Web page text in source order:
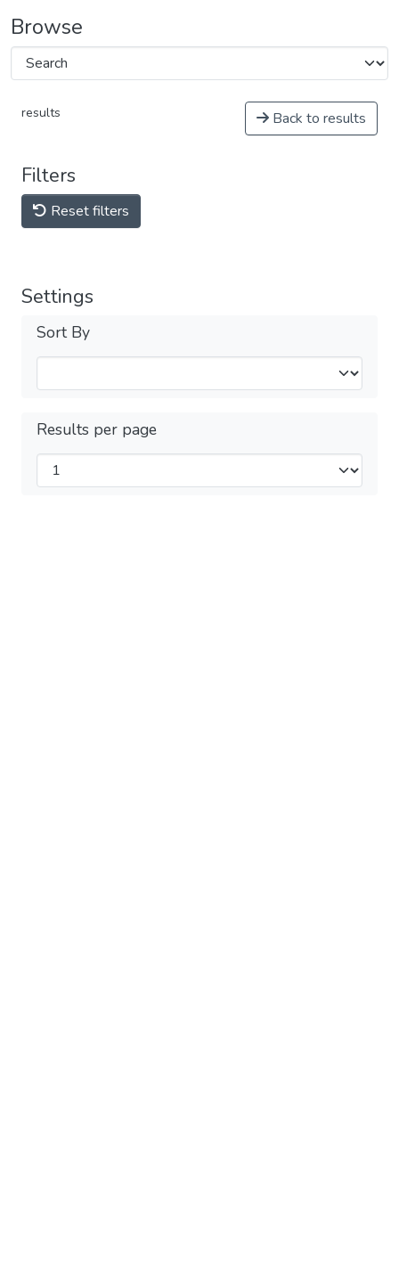
Browse
results Back to results
Filters
Reset filters
Settings
Sort By
Results per page